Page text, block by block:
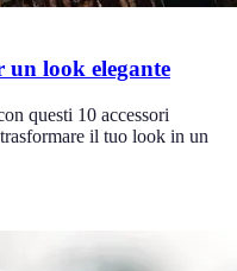
un look elegante
questi 10 accessori
il tuo look in un